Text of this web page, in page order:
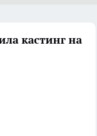
кастинг на